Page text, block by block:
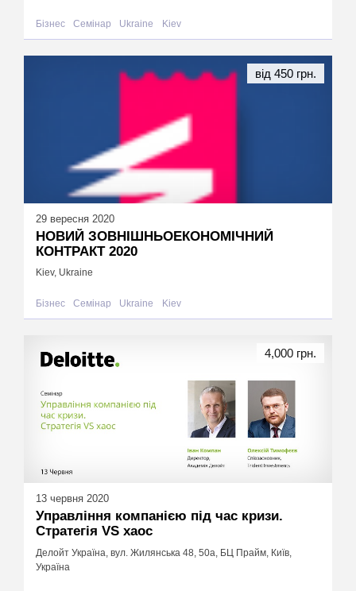
Бізнес Семінар Ukraine Kiev
29 вересня 2020
НОВИЙ ЗОВНІШНЬОЕКОНОМІЧНИЙ
КОНТРАКТ 2020
Kiev, Ukraine
Бізнес Семінар Ukraine Kiev
від 450 грн.
13 червня 2020
Управління компанією під час кризи.
Стратегія VS хаос
Делойт Україна, вул. Жилянська 48, 50а, БЦ Прайм, Київ,
Україна
4,000 грн.